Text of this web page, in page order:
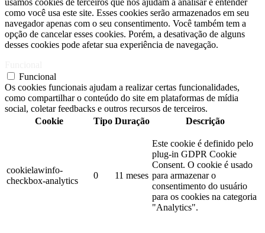
como você usa este site. Esses cookies serão armazenados em seu
navegador apenas com o seu consentimento. Você também tem a
opção de cancelar esses cookies. Porém, a desativação de alguns
desses cookies pode afetar sua experiência de navegação.
Funcional
Os cookies funcionais ajudam a realizar certas funcionalidades,
como compartilhar o conteúdo do site em plataformas de mídia
social, coletar feedbacks e outros recursos de terceiros.
Cookie
Tipo Duração Descrição
cookielawinfo-
checkbox-analytics
0 11 meses
Este cookie é definido pelo
plug-in GDPR Cookie
Consent. O cookie é usado
para armazenar o
consentimento do usuário
para os cookies na categoria
"Analytics".